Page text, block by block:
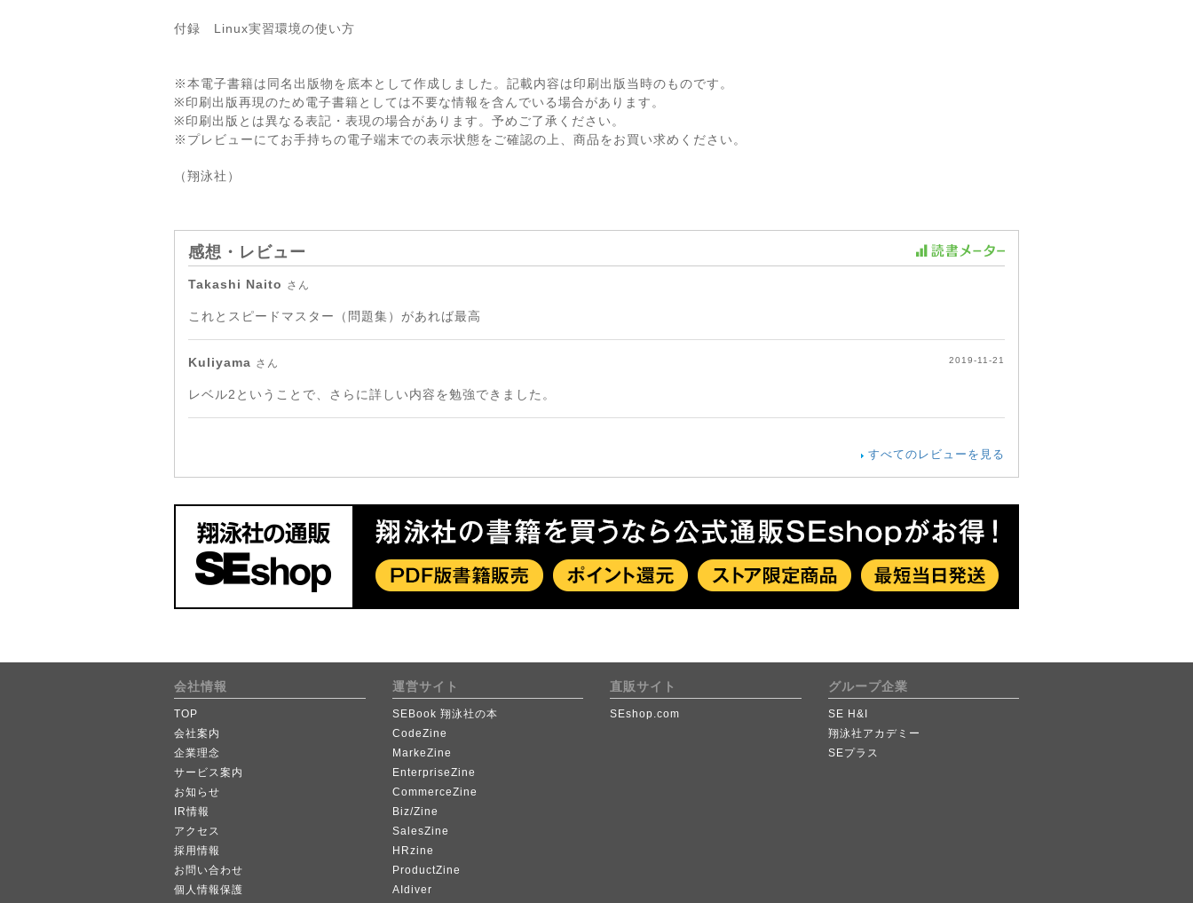
付録 Linux実習環境の使い方
※本電子書籍は同名出版物を底本として作成しました。記載内容は印刷出版当時のものです。
※印刷出版再現のため電子書籍としては不要な情報を含んでいる場合があります。
※印刷出版とは異なる表記・表現の場合があります。予めご了承ください。
※プレビューにてお手持ちの電子端末での表示状態をご確認の上、商品をお買い求めください。
（翔泳社）
感想・レビュー
Takashi Naito さん
これとスピードマスター（問題集）があれば最高
Kuliyama さん 2019-11-21
レベル2ということで、さらに詳しい内容を勉強できました。
すべてのレビューを見る
会社情報
TOP
会社案内
企業理念
サービス案内
お知らせ
IR情報
アクセス
採用情報
お問い合わせ
個人情報保護
運営サイト
SEBook 翔泳社の本
CodeZine
MarkeZine
EnterpriseZine
CommerceZine
Biz/Zine
SalesZine
HRzine
ProductZine
AIdiver
直販サイト
SEshop.com
グループ企業
SE H&I
翔泳社アカデミー
SEプラス